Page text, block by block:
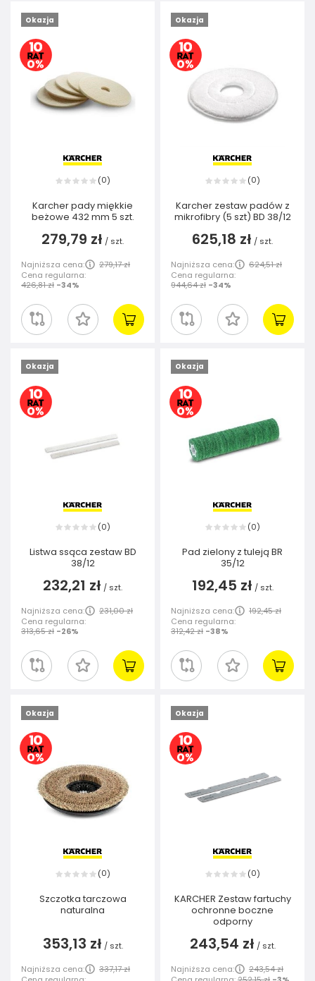
Okazja
(0)
Karcher pady miękkie
beżowe 432 mm 5 szt.
279,79 zł / szt.
Najniższa cena:
279,17 zł
Cena regularna:
426,81 zł -34%
Okazja
(0)
Karcher zestaw padów z
mikrofibry (5 szt) BD 38/12
625,18 zł / szt.
Najniższa cena:
624,51 zł
Cena regularna:
944,64 zł -34%
Okazja
(0)
Listwa ssąca zestaw BD
38/12
232,21 zł / szt.
Najniższa cena:
231,00 zł
Cena regularna:
313,65 zł -26%
Okazja
(0)
Pad zielony z tuleją BR
35/12
192,45 zł / szt.
Najniższa cena:
192,45 zł
Cena regularna:
312,42 zł -38%
Okazja
(0)
Szczotka tarczowa
naturalna
353,13 zł / szt.
Najniższa cena:
337,17 zł
Okazja
(0)
KARCHER Zestaw fartuchy
ochronne boczne
odporny
243,54 zł / szt.
Najniższa cena:
243,54 zł